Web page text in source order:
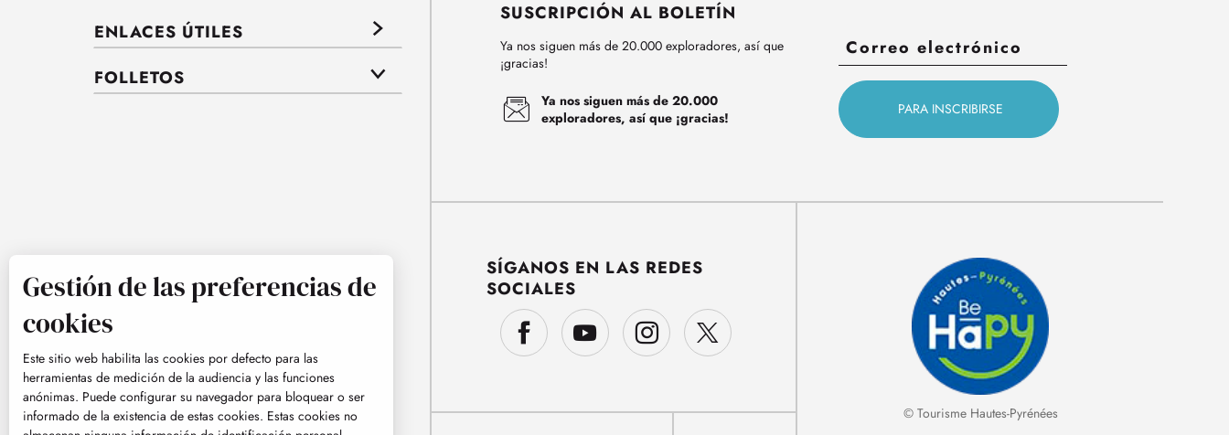
ENLACES ÚTILES
FOLLETOS
SUSCRIPCIÓN AL BOLETÍN
Ya nos siguen más de 20.000 exploradores, así que
¡gracias!
Ya nos siguen más de 20.000
exploradores, así que ¡gracias!
SÍGANOS EN LAS REDES
SOCIALES
© Tourisme Hautes-Pyrénées
Gestión de las preferencias de
cookies
Este sitio web habilita las cookies por defecto para las
herramientas de medición de la audiencia y las funciones
anónimas. Puede configurar su navegador para bloquear o ser
informado de la existencia de estas cookies. Estas cookies no